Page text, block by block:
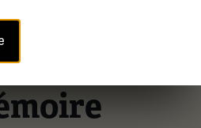
DE